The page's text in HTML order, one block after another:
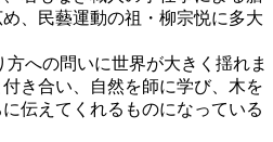
、民藝運動の祖・柳宗悦に多大
への問いに世界が大きく揺れま
き合い、自然を師に学び、木を
伝えてくれるものになっている